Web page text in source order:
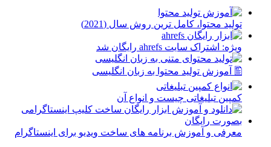
توليد محتوا، کامل ترین روش سال (2021)
ویژه: اشتراک سایت ahrefs رایگان شد
🖺 آموزش تولید محتوا به زبان انگلیسی
کمپین تبلیغاتی چیست و انواع آن
معرفی و آموزش برنامه های ساخت ویدیو برای اینستاگرام